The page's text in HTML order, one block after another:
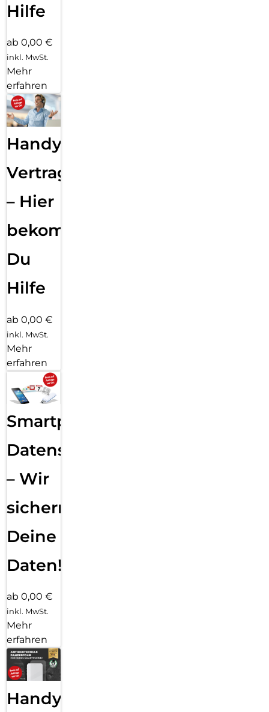
Hilfe
ab 0,00 €
inkl. MwSt.
Mehr
erfahren
Handy
Vertragsabwicklung
– Hier
bekommst
Du
Hilfe
ab 0,00 €
inkl. MwSt.
Mehr
erfahren
Smartphone
Datensicherung
– Wir
sichern
Deine
Daten!
ab 0,00 €
inkl. MwSt.
Mehr
erfahren
Handy